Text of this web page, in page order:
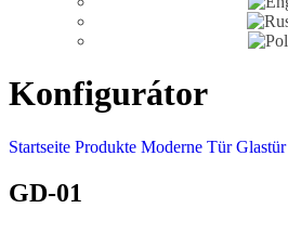
Konfigurátor
Startseite Produkte Moderne TürGlastür
GD-01